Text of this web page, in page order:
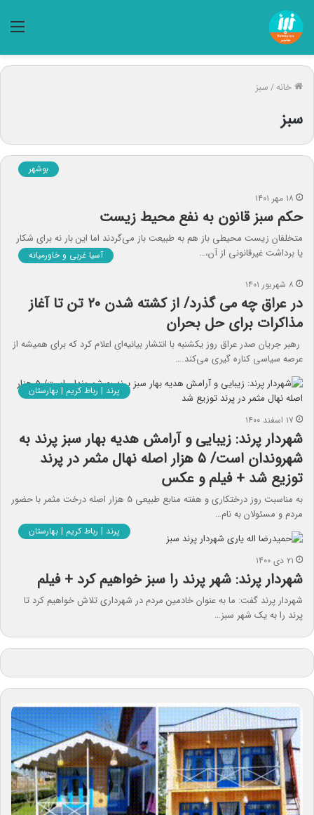
خانه/سبز
سبز
بوشهر
۱۸ مهر ۱۴۰۱
حکم سبز قانون به نفع محیط زیست
متخلفان زیست محیطی باز هم به طبیعت باز می‌گردند اما این بار نه برای شکار
یا برداشت غیرقانونی از آن،…
آسیا غربی و خاورمیانه
۸ شهریور ۱۴۰۱
در عراق چه می گذرد/ از کشته شدن ۲۰ تن تا آغاز
مذاکرات برای حل بحران
رهبر جریان صدر عراق روز یکشنبه با انتشار بیانیه‌‎ای اعلام کرد که برای همیشه از
عرصه سیاسی کناره گیری می‌کند.…
پرند | رباط کریم | بهارستان
۱۷ اسفند ۱۴۰۰
شهردار پرند: زیبایی و آرامش هدیه بهار سبز پرند به
شهروندان است/ ۵ هزار اصله نهال مثمر در پرند
توزیع شد + فیلم و عکس
به مناسبت روز درختکاری و هفته منابع طبیعی ۵ هزار اصله درخت مثمر با حضور
مردم و مسئولان به نام…
پرند | رباط کریم | بهارستان
۲۱ دی ۱۴۰۰
شهردار پرند: شهر پرند را سبز خواهیم کرد + فیلم
شهردار پرند گفت: ما به عنوان خادمین مردم در شهرداری تلاش خواهیم کرد تا
پرند را به یک شهر سبز…